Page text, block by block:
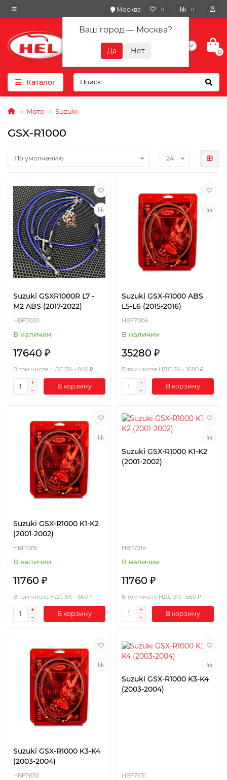
Москва
Ваш город — Москва?
0 0
+7(901) 417-10-01
0
Каталог
Мото Suzuki
GSX-R1000
Suzuki GSXR1000R L7 -
M2 ABS (2017-2022)
HBF7020
В наличии
17640 ₽
В том числе НДС 5% - 840 ₽
В корзину
Suzuki GSX-R1000 ABS
L5-L6 (2015-2016)
HBF7006
В наличии
35280 ₽
В том числе НДС 5% - 1680 ₽
В корзину
Suzuki GSX-R1000 K1-K2
(2001-2002)
HBF7315
В наличии
11760 ₽
В том числе НДС 5% - 560 ₽
В корзину
Suzuki GSX-R1000 K1-K2
(2001-2002)
HBF7314
В наличии
11760 ₽
В том числе НДС 5% - 560 ₽
В корзину
Suzuki GSX-R1000 K3-K4
(2003-2004)
HBF7630
Suzuki GSX-R1000 K3-K4
(2003-2004)
HBF7631